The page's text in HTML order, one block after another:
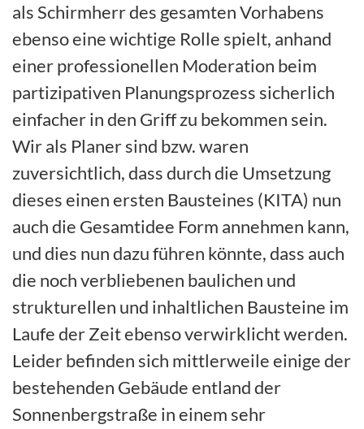
als Schirmherr des gesamten Vorhabens
ebenso eine wichtige Rolle spielt, anhand
einer professionellen Moderation beim
partizipativen Planungsprozess sicherlich
einfacher in den Griff zu bekommen sein.
Wir als Planer sind bzw. waren
zuversichtlich, dass durch die Umsetzung
dieses einen ersten Bausteines (KITA) nun
auch die Gesamtidee Form annehmen kann,
und dies nun dazu führen könnte, dass auch
die noch verbliebenen baulichen und
strukturellen und inhaltlichen Bausteine im
Laufe der Zeit ebenso verwirklicht werden.
Leider befinden sich mittlerweile einige der
bestehenden Gebäude entland der
Sonnenbergstraße in einem sehr